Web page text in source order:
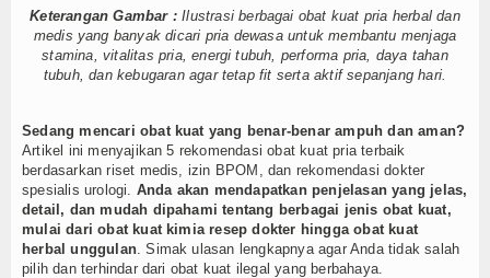
Cara Mengobati Asam Urat pada Kaki
Makanan Penyebab Asam Urat pada Kaki
Menghilangkan Nyeri Asam Urat dengan
Temukan 7 Obat Asam Urat Terbaik yang
Temukan 5 Obat Kuat Pria Tahan 2 Jam
Rebusan untuk Asam Urat dan Kolesterol
Keterangan Gambar :Ilustrasi berbagai obat kuat pria herbal dan
medis yang banyak dicari pria dewasa untuk membantu menjaga
stamina, vitalitas pria, energi tubuh, performa pria, daya tahan
tubuh, dan kebugaran agar tetap fit serta aktif sepanjang hari.
Sedang mencari obat kuat yang benar-benar ampuh dan aman?
Artikel ini menyajikan 5 rekomendasi obat kuat pria terbaik
berdasarkan riset medis, izin BPOM, dan rekomendasi dokter
spesialis urologi. Anda akan mendapatkan penjelasan yang jelas,
detail, dan mudah dipahami tentang berbagai jenis obat kuat,
mulai dari obat kuat kimia resep dokter hingga obat kuat
herbal unggulan. Simak ulasan lengkapnya agar Anda tidak salah
pilih dan terhindar dari obat kuat ilegal yang berbahaya.